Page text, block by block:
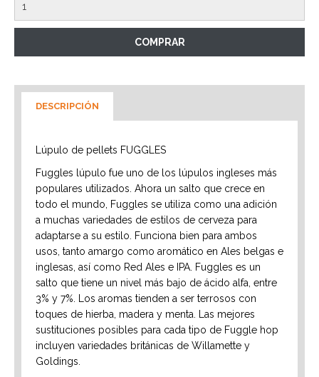
DESCRIPCIÓN
Lúpulo de pellets FUGGLES
Fuggles lúpulo fue uno de los lúpulos ingleses más
populares utilizados. Ahora un salto que crece en
todo el mundo, Fuggles se utiliza como una adición
a muchas variedades de estilos de cerveza para
adaptarse a su estilo. Funciona bien para ambos
usos, tanto amargo como aromático en Ales belgas e
inglesas, así como Red Ales e IPA. Fuggles es un
salto que tiene un nivel más bajo de ácido alfa, entre
3% y 7%. Los aromas tienden a ser terrosos con
toques de hierba, madera y menta. Las mejores
sustituciones posibles para cada tipo de Fuggle hop
incluyen variedades británicas de Willamette y
Goldings.